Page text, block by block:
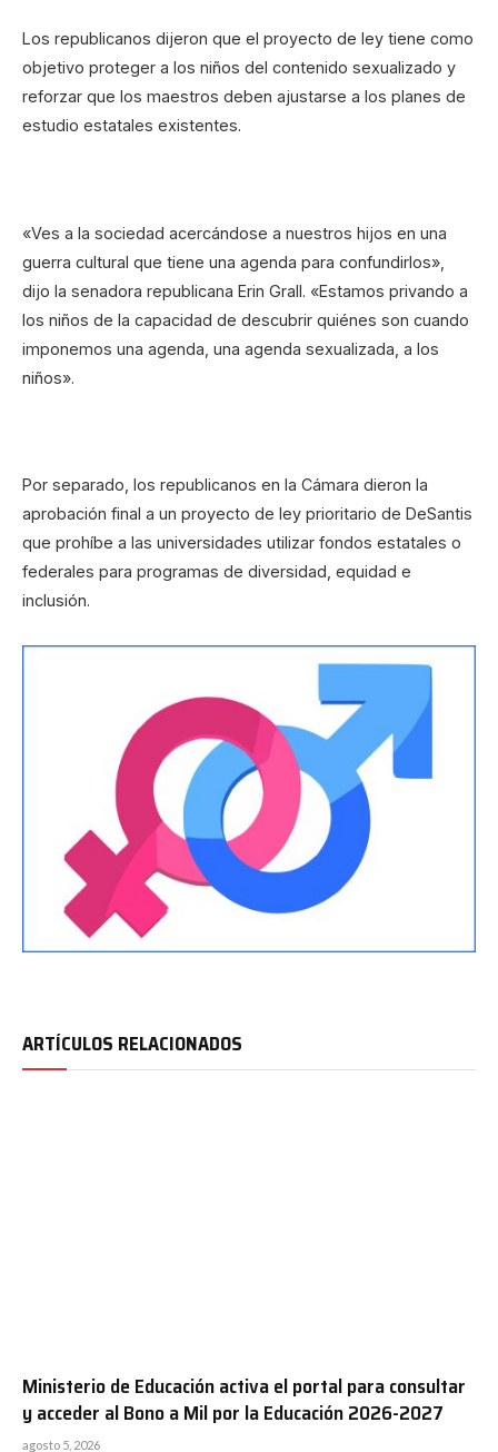
Los republicanos dijeron que el proyecto de ley tiene como
objetivo proteger a los niños del contenido sexualizado y
reforzar que los maestros deben ajustarse a los planes de
estudio estatales existentes.
«Ves a la sociedad acercándose a nuestros hijos en una
guerra cultural que tiene una agenda para confundirlos»,
dijo la senadora republicana Erin Grall. «Estamos privando a
los niños de la capacidad de descubrir quiénes son cuando
imponemos una agenda, una agenda sexualizada, a los
niños».
Por separado, los republicanos en la Cámara dieron la
aprobación final a un proyecto de ley prioritario de DeSantis
que prohíbe a las universidades utilizar fondos estatales o
federales para programas de diversidad, equidad e
inclusión.
ARTÍCULOS RELACIONADOS
Ministerio de Educación activa el portal para consultar
y acceder al Bono a Mil por la Educación 2026-2027
agosto 5, 2026